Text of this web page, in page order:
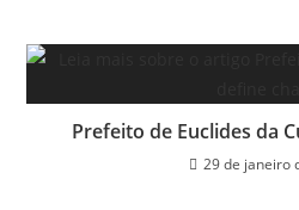
Prefeito de Euclides da
29 de janeiro